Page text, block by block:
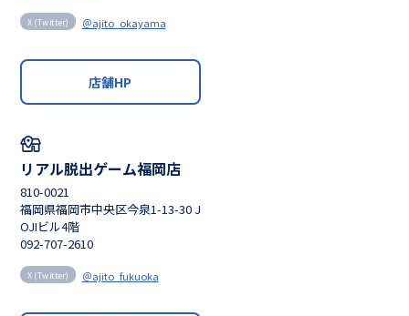
X (Twitter) ＠ajito_okayama
店舗HP
リアル脱出ゲーム福岡店
810-0021
福岡県福岡市中央区今泉1-13-30 J
OJIビル4階
092-707-2610
X (Twitter) ＠ajito_fukuoka